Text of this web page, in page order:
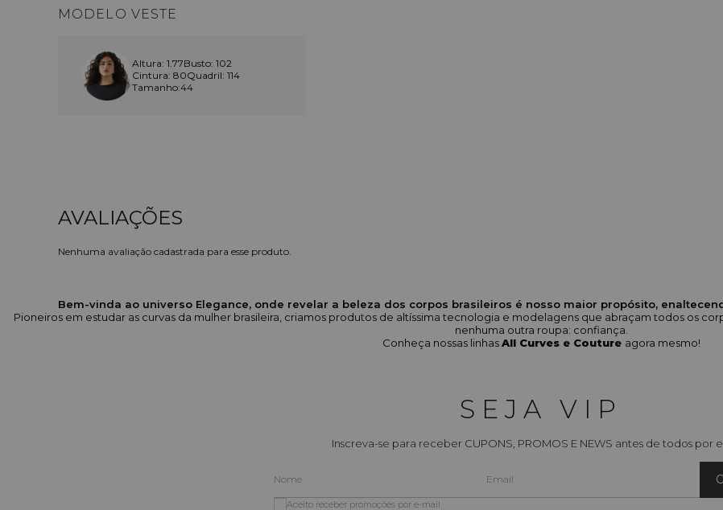
MODELO VESTE
Altura: 1.77Busto: 102
Cintura: 80Quadril: 114
Tamanho:44
Nenhuma avaliação cadastrada para esse produto.
Bem-vinda ao universo Elegance, onde revelar a beleza dos corpos brasileiros é nosso maior propósito,
Pioneiros em estudar as curvas da mulher brasileira, criamos produtos de altíssima tecnologia e modelagens que abraçam todos os
nenhuma outra roupa: confiança.
Conheça nossas linhasAll Curves e Couture agora mesmo!
SEJA VIP
Inscreva-se para receber CUPONS, PROMOS E NEWS antes de todos por
Aceito receber promoções por e-mail